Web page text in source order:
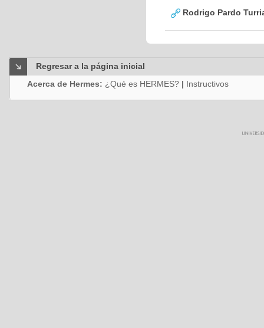
Rodrigo Pardo
Regresar a la página inicial
Acerca de Hermes: ¿Qué es HERMES? | Instructivos